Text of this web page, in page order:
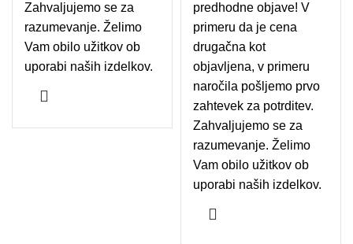
Zahvaljujemo se za
razumevanje. Želimo
Vam obilo užitkov ob
uporabi naših izdelkov.
predhodne objave! V
primeru da je cena
drugačna kot
objavljena, v primeru
naročila pošljemo prvo
zahtevek za potrditev.
Zahvaljujemo se za
razumevanje. Želimo
Vam obilo užitkov ob
uporabi naših izdelkov.